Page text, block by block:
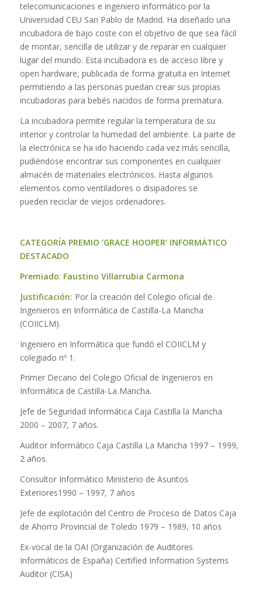
telecomunicaciones e ingeniero informático por la
Universidad CEU San Pablo de Madrid. Ha diseñado una
incubadora de bajo coste con el objetivo de que sea fácil
de montar, sencilla de utilizar y de reparar en cualquier
lugar del mundo. Esta incubadora es de acceso libre y
open hardware, publicada de forma gratuita en Internet
permitiendo a las personas puedan crear sus propias
incubadoras para bebés nacidos de forma prematura.
La incubadora permite regular la temperatura de su
interior y controlar la humedad del ambiente. La parte de
la electrónica se ha ido haciendo cada vez más sencilla,
pudiéndose encontrar sus componentes en cualquier
almacén de materiales electrónicos. Hasta algunos
elementos como ventiladores o disipadores se
pueden reciclar de viejos ordenadores.
CATEGORÍA PREMIO ‘GRACE HOOPER’ INFORMÁTICO
DESTACADO
Premiado: Faustino Villarrubia Carmona
Justificación: Por la creación del Colegio oficial de
Ingenieros en Informática de Castilla-La Mancha
(COIICLM).
Ingeniero en Informática que fundó el COIICLM y
colegiado nº 1.
Primer Decano del Colegio Oficial de Ingenieros en
Informática de Castilla-La Mancha.
Jefe de Seguridad Informática Caja Castilla la Mancha
2000 – 2007, 7 años.
Auditor Informático Caja Castilla La Mancha 1997 – 1999,
2 años.
Consultor Informático Ministerio de Asuntos
Exteriores1990 – 1997, 7 años
Jefe de explotación del Centro de Proceso de Datos Caja
de Ahorro Provincial de Toledo 1979 – 1989, 10 años
Ex-vocal de la OAI (Organización de Auditores
Informáticos de España) Certified Information Systems
Auditor (CISA)